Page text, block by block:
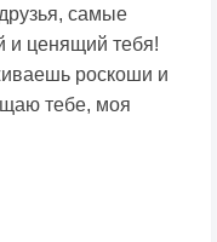
самые
и ценящий тебя!
роскоши и
тебе, моя